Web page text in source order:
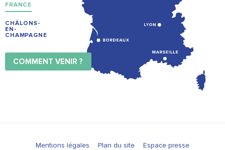
FRANCE
CHÂLONS-
EN-
CHAMPAGNE
COMMENT VENIR ?
Mentions légales Plan du site Espace presse